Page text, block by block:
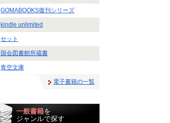
GOMABOOKS復刊シリーズ
kindle unlimited
セット
国会図書館所蔵書
青空文庫
電子書籍の一覧
一般書籍を
ジャンルで探す